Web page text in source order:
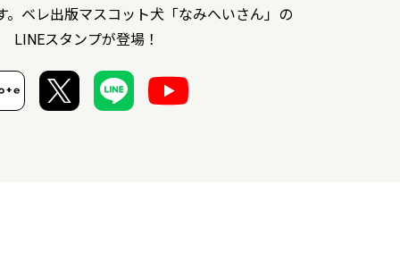
。ベレ出版マスコット犬「なみへいさん」の
LINEスタンプが登場！